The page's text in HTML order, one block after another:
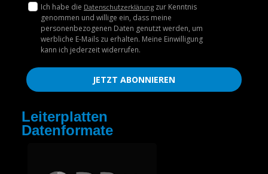
Ich habe die Datenschutzerklärung zur Kenntnis
genommen und willige ein, dass meine
personenbezogenen Daten genutzt werden, um
werbliche E-Mails zu erhalten. Meine Einwilligung
kann ich jederzeit widerrufen.
JETZT ABONNIEREN
Leiterplatten
Datenformate